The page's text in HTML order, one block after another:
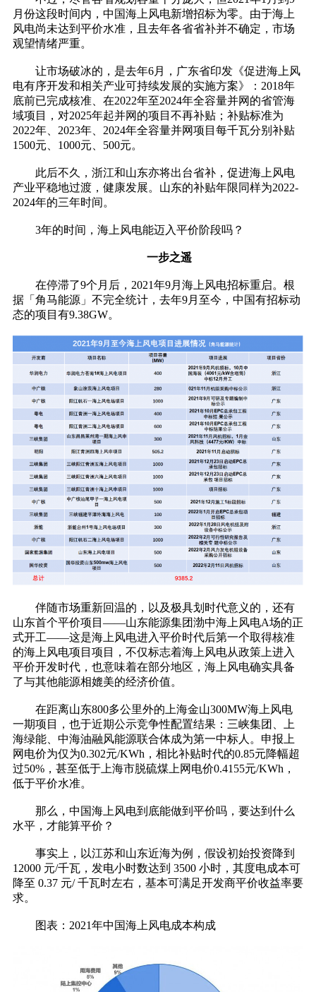
月份这段时间内，中国海上风电新增招标为零。由于海上
风电尚未达到平价水准，且去年各省省补并不确定，市场
观望情绪严重。
让市场破冰的，是去年6月，广东省印发《促进海上风
电有序开发和相关产业可持续发展的实施方案》：2018年
底前已完成核准、在2022年至2024年全容量并网的省管海
域项目，对2025年起并网的项目不再补贴；补贴标准为
2022年、2023年、2024年全容量并网项目每千瓦分别补贴
1500元、1000元、500元。
此后不久，浙江和山东亦将出台省补，促进海上风电
产业平稳地过渡，健康发展。山东的补贴年限同样为2022-
2024年的三年时间。
3年的时间，海上风电能迈入平价阶段吗？
一步之遥
在停滞了9个月后，2021年9月海上风电招标重启。根
据「角马能源」不完全统计，去年9月至今，中国有招标动
态的项目有9.38GW。
伴随市场重新回温的，以及极具划时代意义的，还有
山东首个平价项目——山东能源集团渤中海上风电A场的正
式开工——这是海上风电进入平价时代后第一个取得核准
的海上风电项目项目，不仅标志着海上风电从政策上进入
平价开发时代，也意味着在部分地区，海上风电确实具备
了与其他能源相媲美的经济价值。
在距离山东800多公里外的上海金山300MW海上风电
一期项目，也于近期公示竞争性配置结果：三峡集团、上
海绿能、中海油融风能源联合体成为第一中标人。申报上
网电价为仅为0.302元/KWh，相比补贴时代的0.85元降幅超
过50%，甚至低于上海市脱硫煤上网电价0.4155元/KWh，
低于平价水准。
那么，中国海上风电到底能做到平价吗，要达到什么
水平，才能算平价？
事实上，以江苏和山东近海为例，假设初始投资降到
12000 元/千瓦，发电小时数达到 3500 小时，其度电成本可
降至 0.37 元/ 千瓦时左右，基本可满足开发商平价收益率要
求。
图表：2021年中国海上风电成本构成